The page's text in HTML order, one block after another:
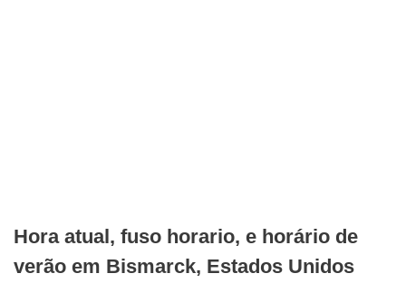
Hora atual, fuso horario, e horário de
verão em Bismarck, Estados Unidos